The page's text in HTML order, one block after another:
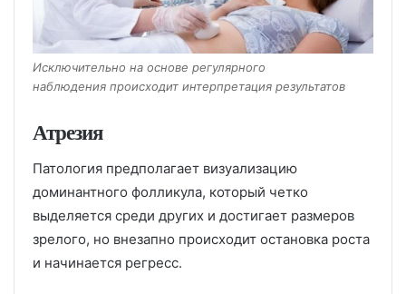
Исключительно на основе регулярного
наблюдения происходит интерпретация результатов
Атрезия
Патология предполагает визуализацию
доминантного фолликула, который четко
выделяется среди других и достигает размеров
зрелого, но внезапно происходит остановка роста
и начинается регресс.